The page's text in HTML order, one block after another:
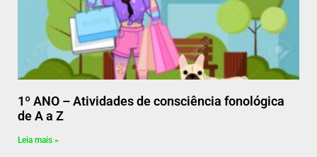
1º ANO – Atividades de consciência fonológica
de A a Z
Leia mais »